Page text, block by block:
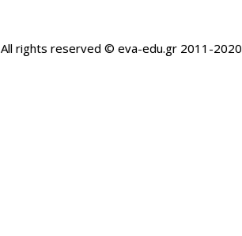
All rights reserved © eva-edu.gr 2011-2020